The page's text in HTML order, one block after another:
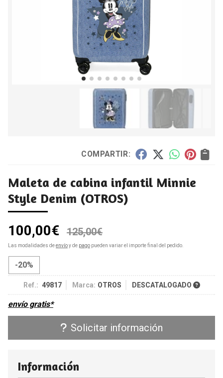
COMPARTIR:
Maleta de cabina infantil Minnie
Style Denim (OTROS)
100,00€ 125,00€
Las modalidades deenvíoy de pago pueden variar el importe final del pedido.
-20%
Ref.: 49817 Marca: OTROS DESCATALOGADO
envío gratis*
Solicitar información
Información